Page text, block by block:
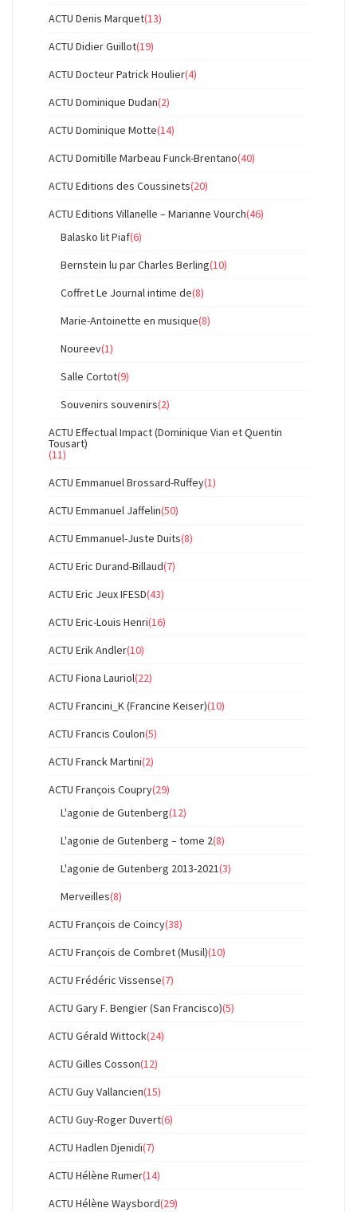
ACTU Denis Marquet(13)
ACTU Didier Guillot(19)
ACTU Docteur Patrick Houlier(4)
ACTU Dominique Dudan(2)
ACTU Dominique Motte(14)
ACTU Domitille Marbeau Funck-Brentano(40)
ACTU Editions des Coussinets(20)
ACTU Editions Villanelle – Marianne Vourch(46)
Balasko lit Piaf(6)
Bernstein lu par Charles Berling(10)
Coffret Le Journal intime de(8)
Marie-Antoinette en musique(8)
Noureev(1)
Salle Cortot(9)
Souvenirs souvenirs(2)
ACTU Effectual Impact (Dominique Vian et Quentin
Tousart)
(11)
ACTU Emmanuel Brossard-Ruffey(1)
ACTU Emmanuel Jaffelin(50)
ACTU Emmanuel-Juste Duits(8)
ACTU Eric Durand-Billaud(7)
ACTU Eric Jeux IFESD(43)
ACTU Eric-Louis Henri(16)
ACTU Erik Andler(10)
ACTU Fiona Lauriol(22)
ACTU Francini_K (Francine Keiser)(10)
ACTU Francis Coulon(5)
ACTU Franck Martini(2)
ACTU François Coupry(29)
L'agonie de Gutenberg(12)
L'agonie de Gutenberg – tome 2(8)
L'agonie de Gutenberg 2013-2021(3)
Merveilles(8)
ACTU François de Coincy(38)
ACTU François de Combret (Musil)(10)
ACTU Frédéric Vissense(7)
ACTU Gary F. Bengier (San Francisco)(5)
ACTU Gérald Wittock(24)
ACTU Gilles Cosson(12)
ACTU Guy Vallancien(15)
ACTU Guy-Roger Duvert(6)
ACTU Hadlen Djenidi(7)
ACTU Hélène Rumer(14)
ACTU Hélène Waysbord(29)